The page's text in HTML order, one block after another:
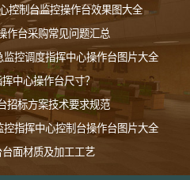
控制台监控操作台效果图大全
作台采购常见问题汇总
控调度指挥中心操作台图片大全
中心操作台尺寸？
招标方案技术要求规范
指挥中心控制台操作台图片大全
面材质及加工工艺